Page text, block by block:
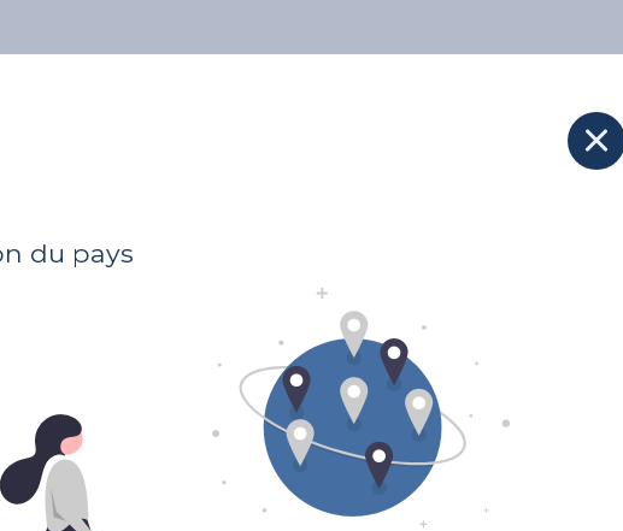
Dommages Corporels et matériels
Droit des biens et de l'immobilier
Droit des contrats
Droit du travail
du pays